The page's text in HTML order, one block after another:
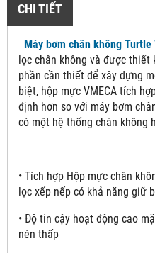
CHI TIẾT
Máy bơm chân không Turtle
lọc chân không và được thiết
phần cần thiết để xây dựng
biệt, hộp mực VMECA tích
định hơn so với máy bơm
có một hệ thống chân không
• Tích hợp Hộp mực chân
lọc xếp nếp có khả năng giữ
• Độ tin cậy hoạt động cao
nén thấp